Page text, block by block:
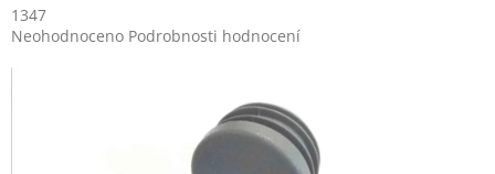
1347
Průměrné
Neohodnoceno Podrobnosti hodnocení